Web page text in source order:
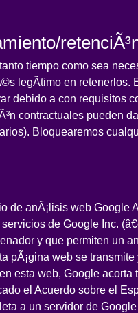
tiempo como sea
legÃ­timo en retenerlos.
debido a con requisitos
contractuales pueden
Bloquearemos
de anÃ¡lisis web
de Google Inc.
y que permiten un
pÃ¡gina web se
esta web, Google
el Acuerdo sobre el
a un servidor de